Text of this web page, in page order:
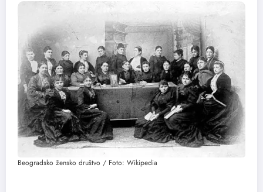
Beogradsko žensko društvo / Foto: Wikipedia